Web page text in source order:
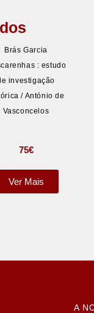
Brás Garcia
: estudo
investigação
/ António de
Vasconcelos
75€
Ver Mais
A